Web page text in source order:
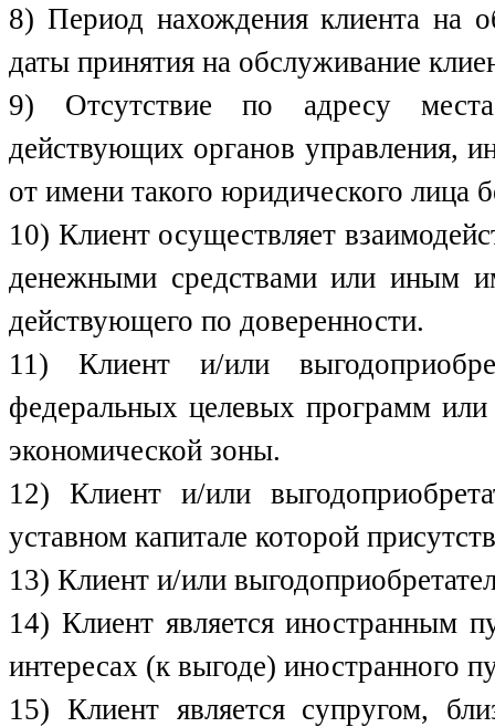
8) Период нахождения клиента на
даты принятия на обслуживание
9) Отсутствие по адресу
действующих органов управления,
от имени такого юридического лица
10) Клиент осуществляет
денежными средствами или иным
действующего по доверенности.
11) Клиент и/или
федеральных целевых программ
экономической зоны.
12) Клиент и/или
уставном капитале которой
13) Клиент и/или
14) Клиент является иностранным
интересах (к выгоде) иностранного
15) Клиент является супругом,